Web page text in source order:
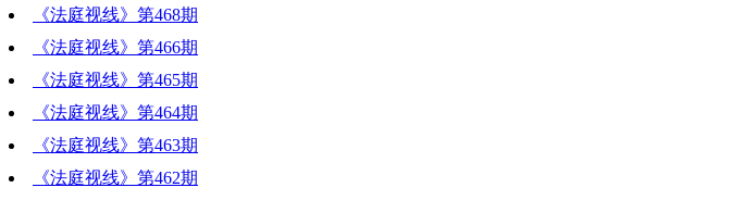
《法庭视线》第468期
《法庭视线》第466期
《法庭视线》第465期
《法庭视线》第464期
《法庭视线》第463期
《法庭视线》第462期